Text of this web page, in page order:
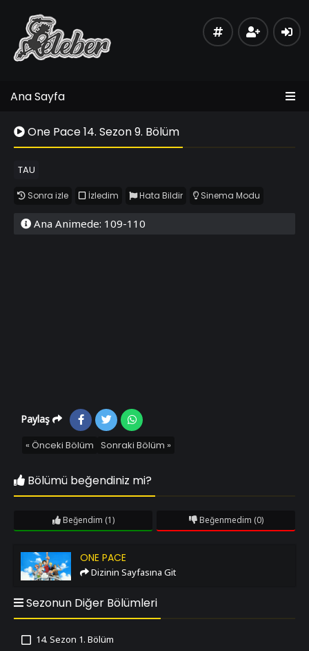
Ana Sayfa
One Pace 14. Sezon 9. Bölüm
TAU
Sonra izle İzledim Hata Bildir Sinema Modu
Ana Animede: 109-110
Paylaş
« Önceki Bölüm Sonraki Bölüm »
Bölümü beğendiniz mi?
Beğendim (1) Beğenmedim (0)
One Pace ONE PACE
Dizinin Sayfasına Git
Sezonun Diğer Bölümleri
14. Sezon 1. Bölüm